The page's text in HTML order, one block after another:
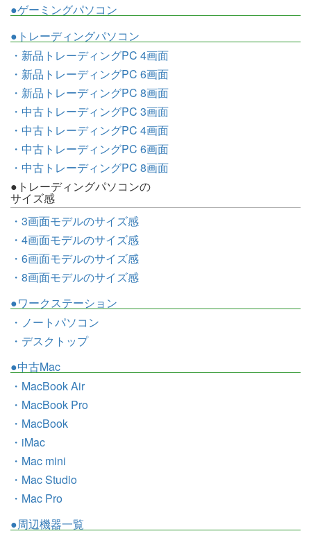
●ゲーミングパソコン
●トレーディングパソコン
・新品トレーディングPC 4画面
・新品トレーディングPC 6画面
・新品トレーディングPC 8画面
・中古トレーディングPC 3画面
・中古トレーディングPC 4画面
・中古トレーディングPC 6画面
・中古トレーディングPC 8画面
●トレーディングパソコンの
サイズ感
・3画面モデルのサイズ感
・4画面モデルのサイズ感
・6画面モデルのサイズ感
・8画面モデルのサイズ感
●ワークステーション
・ノートパソコン
・デスクトップ
●中古Mac
・MacBook Air
・MacBook Pro
・MacBook
・iMac
・Mac mini
・Mac Studio
・Mac Pro
●周辺機器一覧